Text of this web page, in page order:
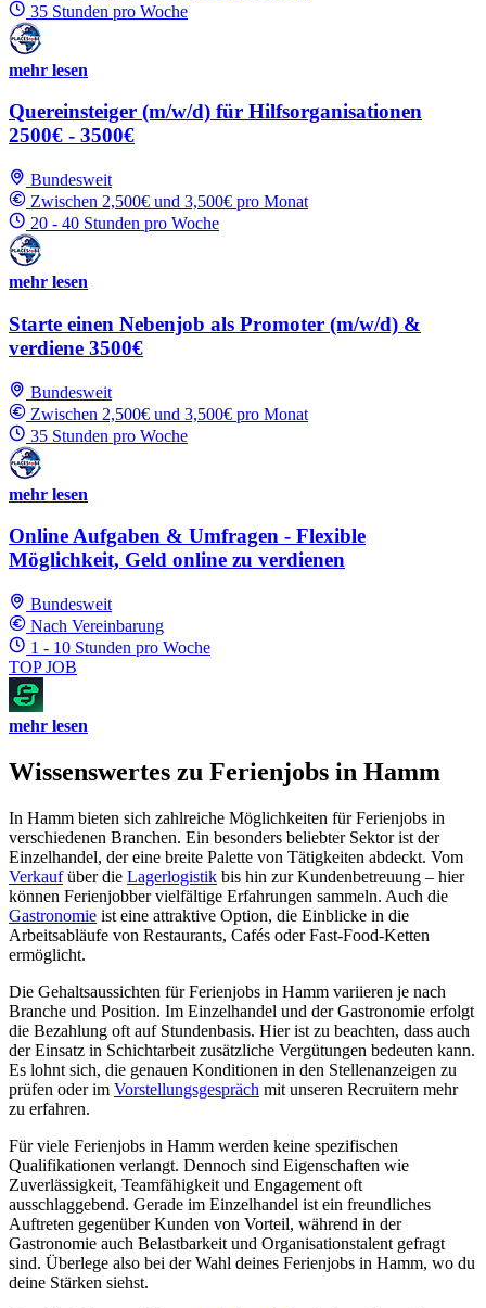
35 Stunden pro Woche
mehr lesen
Quereinsteiger (m/w/d) für Hilfsorganisationen
2500€ - 3500€
Bundesweit
Zwischen 2,500€ und 3,500€ pro Monat
20 - 40 Stunden pro Woche
mehr lesen
Starte einen Nebenjob als Promoter (m/w/d) &
verdiene 3500€
Bundesweit
Zwischen 2,500€ und 3,500€ pro Monat
35 Stunden pro Woche
mehr lesen
Online Aufgaben & Umfragen - Flexible
Möglichkeit, Geld online zu verdienen
Bundesweit
Nach Vereinbarung
1 - 10 Stunden pro Woche
TOP JOB
mehr lesen
Wissenswertes zu Ferienjobs in Hamm
In Hamm bieten sich zahlreiche Möglichkeiten für Ferienjobs in
verschiedenen Branchen. Ein besonders beliebter Sektor ist der
Einzelhandel, der eine breite Palette von Tätigkeiten abdeckt. Vom
Verkaufüber die Lagerlogistik bis hin zur Kundenbetreuung – hier
können Ferienjobber vielfältige Erfahrungen sammeln. Auch die
Gastronomie ist eine attraktive Option, die Einblicke in die
Arbeitsabläufe von Restaurants, Cafés oder Fast-Food-Ketten
ermöglicht.
Die Gehaltsaussichten für Ferienjobs in Hamm variieren je nach
Branche und Position. Im Einzelhandel und der Gastronomie erfolgt
die Bezahlung oft auf Stundenbasis. Hier ist zu beachten, dass auch
der Einsatz in Schichtarbeit zusätzliche Vergütungen bedeuten kann.
Es lohnt sich, die genauen Konditionen in den Stellenanzeigen zu
prüfen oder im Vorstellungsgespräch mit unseren Recruitern mehr
zu erfahren.
Für viele Ferienjobs in Hamm werden keine spezifischen
Qualifikationen verlangt. Dennoch sind Eigenschaften wie
Zuverlässigkeit, Teamfähigkeit und Engagement oft
ausschlaggebend. Gerade im Einzelhandel ist ein freundliches
Auftreten gegenüber Kunden von Vorteil, während in der
Gastronomie auch Belastbarkeit und Organisationstalent gefragt
sind. Überlege also bei der Wahl deines Ferienjobs in Hamm, wo du
deine Stärken siehst.